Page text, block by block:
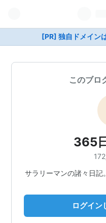
[PR] 独自ドメイン
このブロ
365
サラリーマンの諸々日記
ログイン